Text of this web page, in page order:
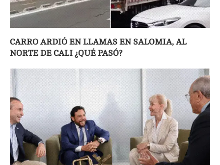
CARRO ARDIÓ EN LLAMAS EN SALOMIA, AL
NORTE DE CALI ¿QUÉ PASÓ?